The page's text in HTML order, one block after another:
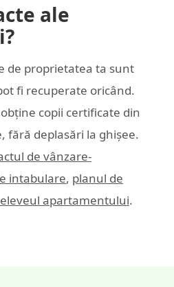
ale
de proprietatea ta sunt
fi recuperate oricând.
copii certificate din
fără deplasări la ghișee.
de vânzare-
intabulare, planul de
apartamentului.